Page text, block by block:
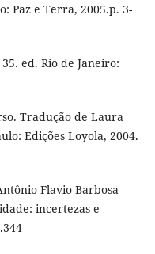
Paz e Terra, 2005.p. 3-
ed. Rio de Janeiro:
Tradução de Laura
Edições Loyola, 2004.
Flavio Barbosa
incertezas e